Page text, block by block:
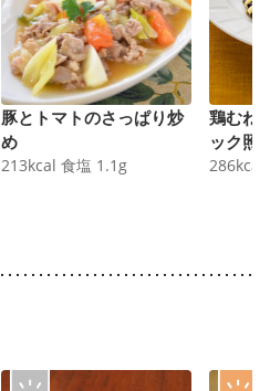
豚とトマトのさっぱり炒
め
213kcal 食塩 1.1 g
鶏むね
ック照
286kcal